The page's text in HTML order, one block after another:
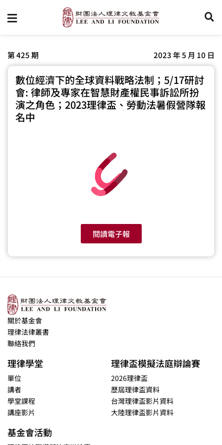
第 425 期 2023 年 5 月 10 日
數位經濟下的全球資料戰略法制；5/17研討
會: 律師及專家在智慧財產權民事訴訟所扮
演之角色；2023理律盃、勞動法暑假營隊報
名中
閱讀電子報
關於基金會
理律法律叢書
聯絡我們
理律學堂
單位
講者
學堂課程
講座影片
理律盃模擬法庭辯論賽
2026理律盃
歷屆理律盃資料
台灣理律盃影片資料
大陸理律盃影片資料
基金會活動